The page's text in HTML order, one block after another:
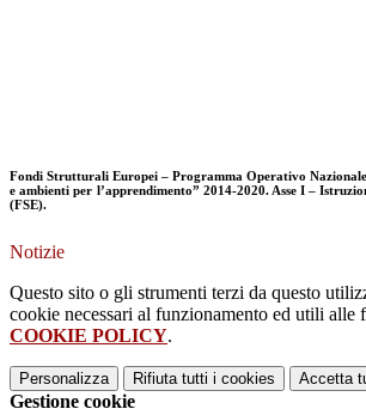
Fondi Strutturali Europei – Programma Operativo Nazionale
e ambienti per l’apprendimento” 2014-2020. Asse I –
(FSE).
Notizie
Questo sito o gli strumenti terzi da questo
cookie necessari al funzionamento ed utili alle
COOKIE POLICY.
Personalizza Rifiuta tutti i cookies Accetta
Gestione cookie